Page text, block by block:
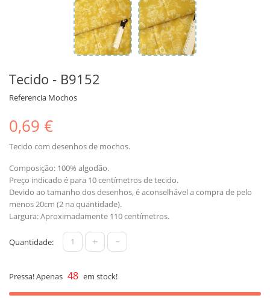
Tecido - B9152
Referencia Mochos
0,69 €
Tecido com desenhos de mochos.
Composição: 100% algodão.
Preço indicado é para 10 centímetros de tecido.
Devido ao tamanho dos desenhos, é aconselhável a compra de pelo
menos 20cm (2 na quantidade).
Largura: Aproximadamente 110 centímetros.
Quantidade: + -
Pressa! Apenas 48 em stock!